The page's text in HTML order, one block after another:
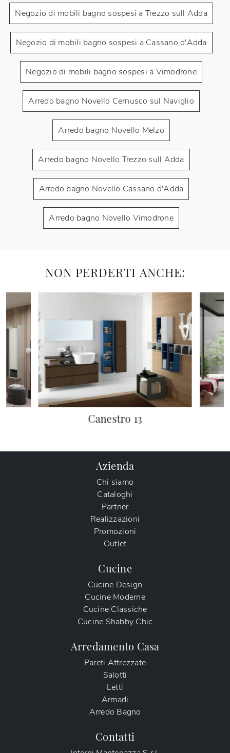
Negozio di mobili bagno sospesi a Trezzo sull Adda
Negozio di mobili bagno sospesi a Cassano d'Adda
Negozio di mobili bagno sospesi a Vimodrone
Arredo bagno Novello Cernusco sul Naviglio
Arredo bagno Novello Melzo
Arredo bagno Novello Trezzo sull Adda
Arredo bagno Novello Cassano d'Adda
Arredo bagno Novello Vimodrone
NON PERDERTI ANCHE:
Canestro 13
Azienda
Chi siamo
Cataloghi
Partner
Realizzazioni
Promozioni
Outlet
Cucine
Cucine Design
Cucine Moderne
Cucine Classiche
Cucine Shabby Chic
Arredamento Casa
Pareti Attrezzate
Salotti
Letti
Armadi
Arredo Bagno
Contatti